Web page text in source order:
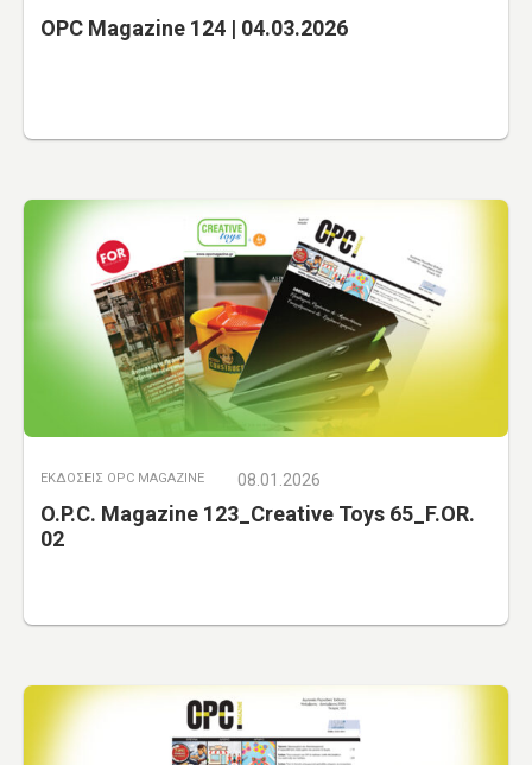
OPC Magazine 124 | 04.03.2026
ΕΚΔΟΣΕΙΣ OPC MAGAZINE 08.01.2026
O.P.C. Magazine 123_Creative Toys 65_F.OR.
02